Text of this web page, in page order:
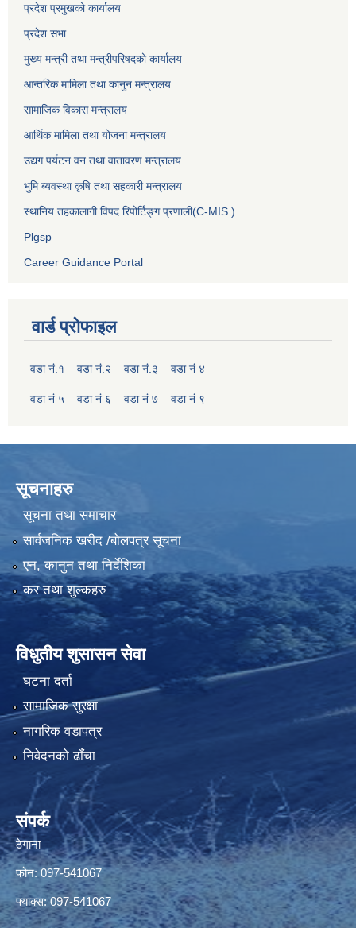
प्रदेश प्रमुखको कार्यालय
प्रदेश सभा
मुख्य मन्त्री तथा मन्त्रीपरिषदको कार्यालय
आन्तरिक मामिला तथा कानुन मन्त्रालय
सामाजिक विकास मन्त्रालय
आर्थिक मामिला तथा योजना मन्त्रालय
उद्यग पर्यटन वन तथा वातावरण मन्त्रालय
भुमि ब्यवस्था कृषि तथा सहकारी मन्त्रालय
स्थानिय तहकालागी विपद रिपोर्टिङ्ग प्रणाली(C-MIS )
Plgsp
Career Guidance Portal
वार्ड प्रोफाइल
वडा नं.१ वडा नं.२ वडा नं.३ वडा नं ४
वडा नं ५ वडा नं ६ वडा नं ७ वडा नं ९
सूचनाहरु
सूचना तथा समाचार
सार्वजनिक खरीद /बोलपत्र सूचना
एन, कानुन तथा निर्देशिका
कर तथा शुल्कहरु
विधुतीय शुसासन सेवा
घटना दर्ता
सामाजिक सुरक्षा
नागरिक वडापत्र
निवेदनको ढाँचा
संपर्क
ठेगाना
फोन: 097-541067
फ्याक्स: 097-541067